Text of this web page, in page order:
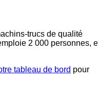
trucs de qualité
2 000 personnes,
tableau de bord pour